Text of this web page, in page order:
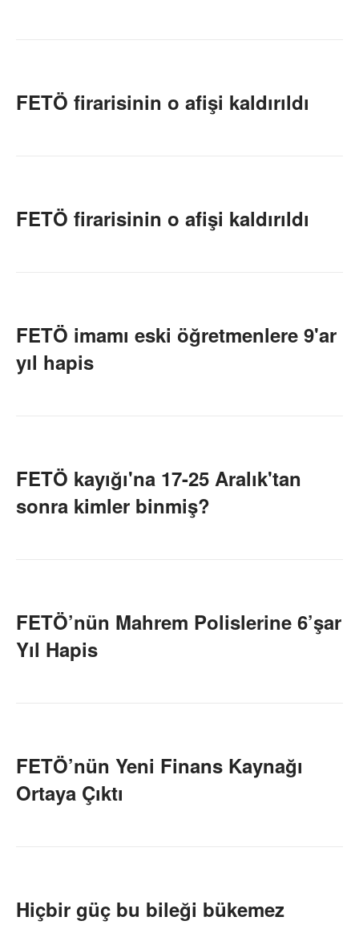
FETÖ firarisinin o afişi kaldırıldı
FETÖ firarisinin o afişi kaldırıldı
FETÖ imamı eski öğretmenlere 9'ar
yıl hapis
FETÖ kayığı'na 17-25 Aralık'tan
sonra kimler binmiş?
FETÖ’nün Mahrem Polislerine 6’şar
Yıl Hapis
FETÖ’nün Yeni Finans Kaynağı
Ortaya Çıktı
Hiçbir güç bu bileği bükemez